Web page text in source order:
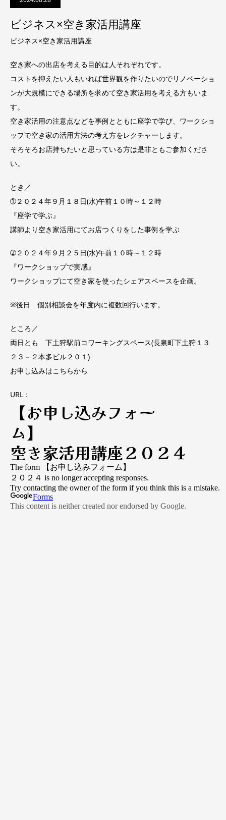
ビジネス×空き家活用講座
ビジネス×空き家活用講座
空き家への出店を考える目的は人それぞれです。
コストを抑えたい人もいれば世界観を作りたいのでリノベーショ
ンが大規模にできる場所を求めて空き家活用を考える方もいま
す。
空き家活用の注意点などを事例とともに座学で学び、ワークショ
ップで空き家の活用方法の考え方をレクチャーします。
そろそろお店持ちたいと思っている方は是非ともご参加くださ
い。
とき／
➀２０２４年９月１８日(水)午前１０時～１２時
『座学で学ぶ』
講師より空き家活用にてお店つくりをした事例を学ぶ
➁２０２４年９月２５日(水)午前１０時～１２時
『ワークショップで実感』
ワークショップにて空き家を使ったシェアスペースを企画。
※後日 個別相談会を年度内に複数回行います。
ところ／
両日とも 下土狩駅前コワーキングスペース(長泉町下土狩１３
２３－２本多ビル２０１)
お申し込みはこちらから
URL：